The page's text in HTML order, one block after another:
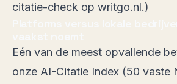
citatie-check op writgo.nl.)
Eén van de meest opvallende
onze AI-Citatie Index (50 vaste